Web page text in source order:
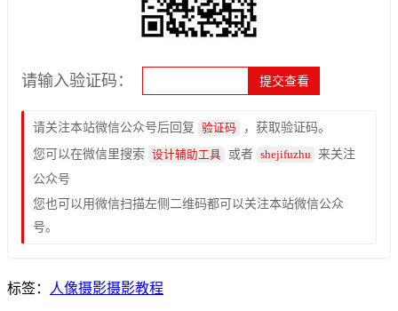
请输入验证码：
请关注本站微信公众号后回复 验证码
，获取验证码。
您可以在微信里搜索
设计辅助工具 或者 shejifuzhu
来关注
公众号
您也可以用微信扫描左侧二维码都可以关注本站微信公众
号。
标签： 人像摄影摄影教程